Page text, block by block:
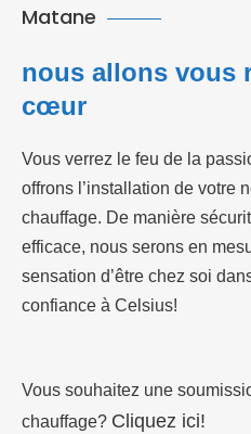
Matane
nous allons vous
cœur
Vous verrez le feu de la
offrons l’installation de votre
chauffage. De manière
efficace, nous serons en
sensation d’être chez soi
confiance à Celsius!
Vous souhaitez une
chauffage? Cliquez ici!